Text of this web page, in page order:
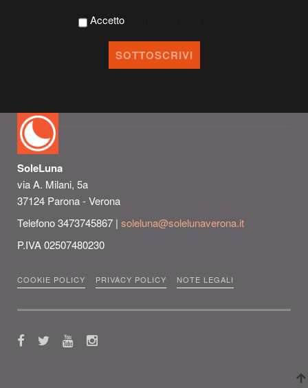
Accetto
SoleLuna
via A. Milani, 5a
37124 Parona - Verona
Telefono 3473745867 | soleluna@solelunaverona.it
P.IVA 02507480230
COOKIE POLICY PRIVACY POLICY NOTE LEGALI